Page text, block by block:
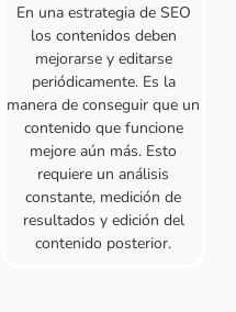
En una estrategia de SEO
los contenidos deben
mejorarse y editarse
periódicamente. Es la
manera de conseguir que un
contenido que funcione
mejore aún más. Esto
requiere un análisis
constante, medición de
resultados y edición del
contenido posterior.